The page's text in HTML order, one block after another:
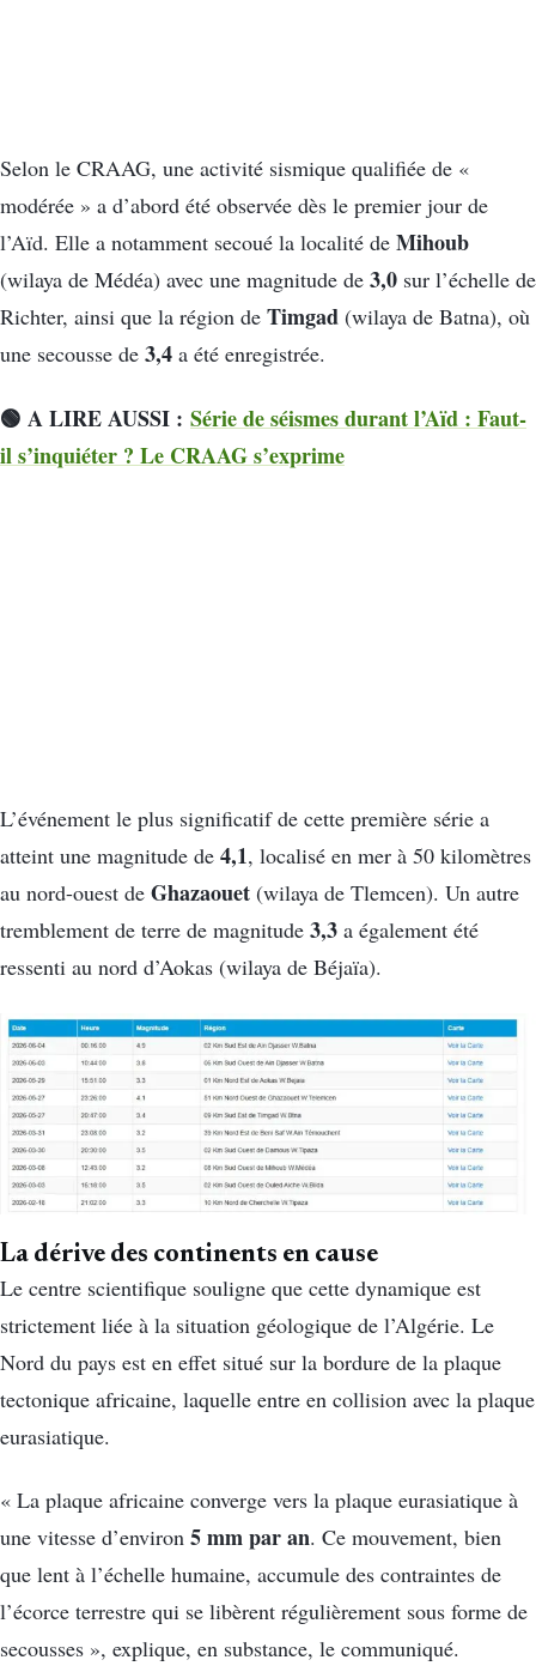
Selon le CRAAG, une activité sismique qualifiée de «
modérée » a d’abord été observée dès le premier jour de
l’Aïd. Elle a notamment secoué la localité de Mihoub
(wilaya de Médéa) avec une magnitude de 3,0 sur l’échelle de
Richter, ainsi que la région de Timgad (wilaya de Batna), où
une secousse de 3,4 a été enregistrée.
🟢 A LIRE AUSSI : Série de séismes durant l’Aïd : Faut-
il s’inquiéter ? Le CRAAG s’exprime
L’événement le plus significatif de cette première série a
atteint une magnitude de 4,1, localisé en mer à 50 kilomètres
au nord-ouest de Ghazaouet (wilaya de Tlemcen). Un autre
tremblement de terre de magnitude 3,3 a également été
ressenti au nord d’Aokas (wilaya de Béjaïa).
La dérive des continents en cause
Le centre scientifique souligne que cette dynamique est
strictement liée à la situation géologique de l’Algérie. Le
Nord du pays est en effet situé sur la bordure de la plaque
tectonique africaine, laquelle entre en collision avec la plaque
eurasiatique.
« La plaque africaine converge vers la plaque eurasiatique à
une vitesse d’environ 5 mm par an. Ce mouvement, bien
que lent à l’échelle humaine, accumule des contraintes de
l’écorce terrestre qui se libèrent régulièrement sous forme de
secousses », explique, en substance, le communiqué.